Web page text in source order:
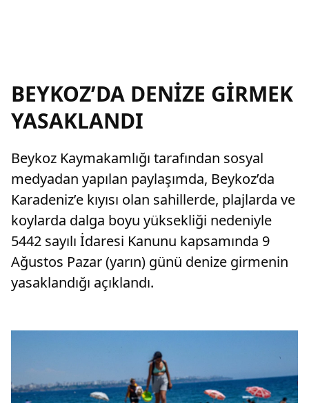
BEYKOZ’DA DENİZE GİRMEK
YASAKLANDI
Beykoz Kaymakamlığı tarafından sosyal
medyadan yapılan paylaşımda, Beykoz’da
Karadeniz’e kıyısı olan sahillerde, plajlarda ve
koylarda dalga boyu yüksekliği nedeniyle
5442 sayılı İdaresi Kanunu kapsamında 9
Ağustos Pazar (yarın) günü denize girmenin
yasaklandığı açıklandı.